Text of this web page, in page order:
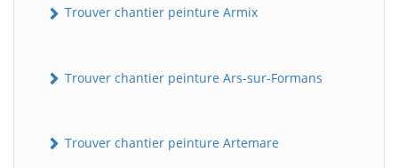
Trouver chantier peinture Armix
Trouver chantier peinture Ars-sur-Formans
Trouver chantier peinture Artemare